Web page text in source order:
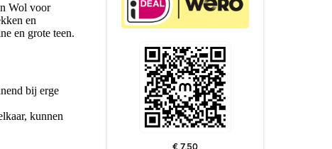
Wol voor
en
en grote teen.
bij erge
kunnen